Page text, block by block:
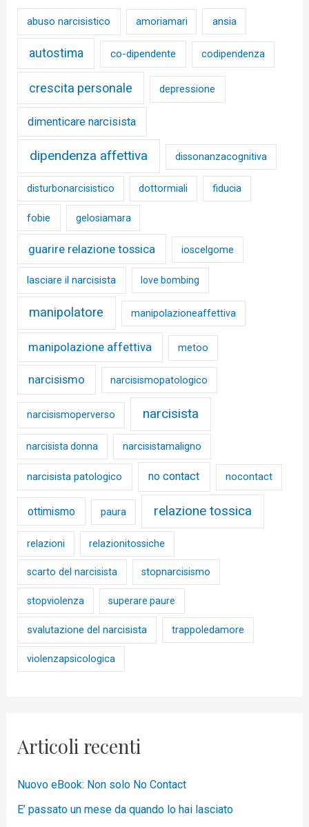
abuso narcisistico amoriamari ansia
autostima co-dipendente codipendenza
crescita personale depressione
dimenticare narcisista
dipendenza affettiva dissonanzacognitiva
disturbonarcisistico dottormiali fiducia
fobie gelosiamara
guarire relazione tossica ioscelgome
lasciare il narcisista love bombing
manipolatore manipolazioneaffettiva
manipolazione affettiva metoo
narcisismo narcisismopatologico
narcisismoperverso narcisista
narcisista donna narcisistamaligno
narcisista patologico no contact nocontact
ottimismo paura relazione tossica
relazioni relazionitossiche
scarto del narcisista stopnarcisismo
stopviolenza superare paure
svalutazione del narcisista trappoledamore
violenzapsicologica
Articoli recenti
Nuovo eBook: Non solo No Contact
E’ passato un mese da quando lo hai lasciato